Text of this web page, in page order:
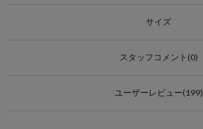
サイズ
スタッフコメント(0)
ユーザーレビュー(199)